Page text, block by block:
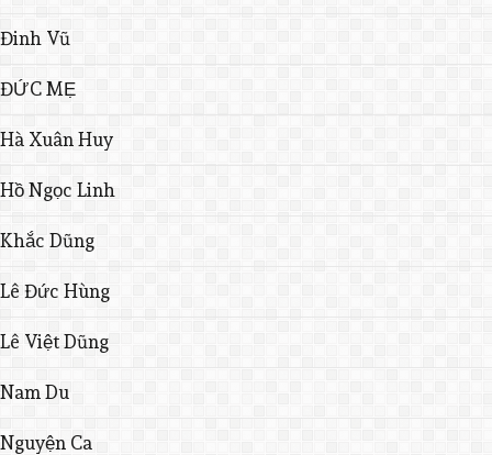
Đinh Vũ
ĐỨC MẸ
Hà Xuân Huy
Hồ Ngọc Linh
Khắc Dũng
Lê Đức Hùng
Lê Việt Dũng
Nam Du
Nguyện Ca